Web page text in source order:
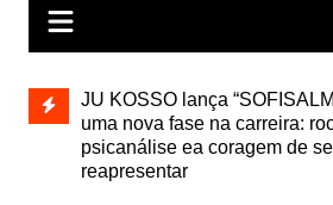
psicanálise ea coragem de se
Projota relança a mixtape
de 2010, nas plataformas